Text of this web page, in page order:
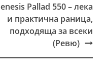
Pallad 550 – лека
и практична раница,
подходяща за всеки
(Ревю)